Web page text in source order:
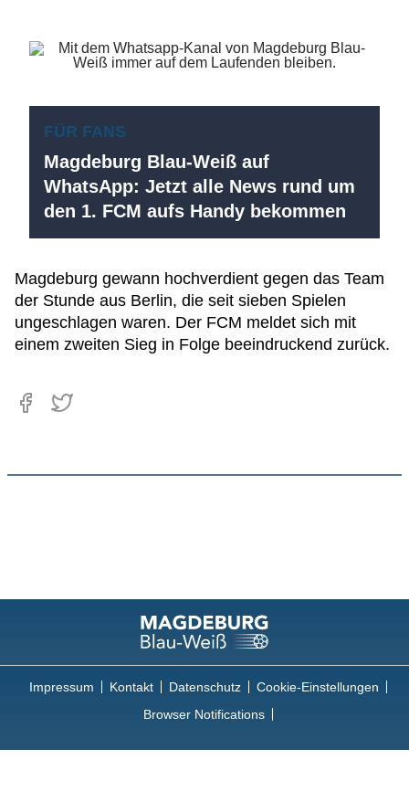
FÜR FANS
Magdeburg Blau-Weiß auf
WhatsApp: Jetzt alle News rund um
den 1. FCM aufs Handy bekommen
Magdeburg gewann hochverdient gegen das Team
der Stunde aus Berlin, die seit sieben Spielen
ungeschlagen waren. Der FCM meldet sich mit
einem zweiten Sieg in Folge beeindruckend zurück.
Impressum Kontakt Datenschutz
Cookie-Einstellungen
Browser Notifications